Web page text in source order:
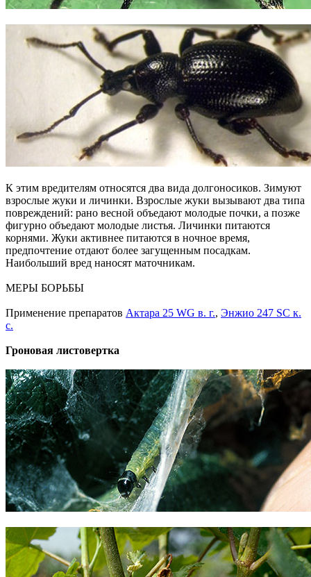
К этим вредителям относятся два вида долгоносиков. Зимуют
взрослые жуки и личинки. Взрослые жуки вызывают два типа
повреждений: рано весной объедают молодые почки, а позже
фигурно объедают молодые листья. Личинки питаются
корнями. Жуки активнее питаются в ночное время,
предпочтение отдают более загущенным посадкам.
Наибольший вред наносят маточникам.
МЕРЫ БОРЬБЫ
Применение препаратов Актара 25 WG в. г., Энжио 247 SC к.
с.
Гроновая листовертка